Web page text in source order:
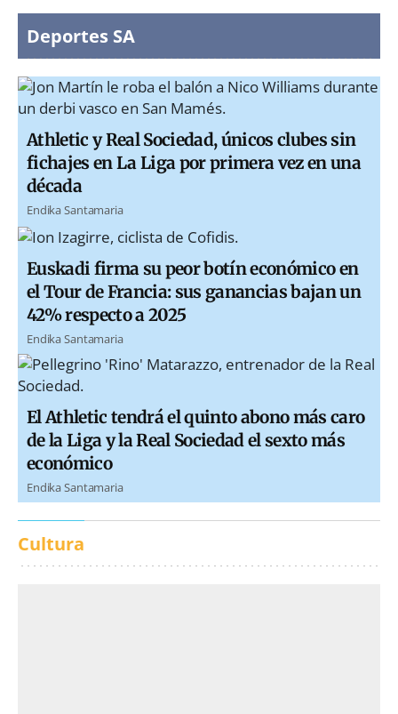
Deportes SA
Athletic y Real Sociedad, únicos clubes sin
fichajes en La Liga por primera vez en una
década
Endika Santamaria
Euskadi firma su peor botín económico en
el Tour de Francia: sus ganancias bajan un
42% respecto a 2025
Endika Santamaria
El Athletic tendrá el quinto abono más caro
de la Liga y la Real Sociedad el sexto más
económico
Endika Santamaria
Cultura